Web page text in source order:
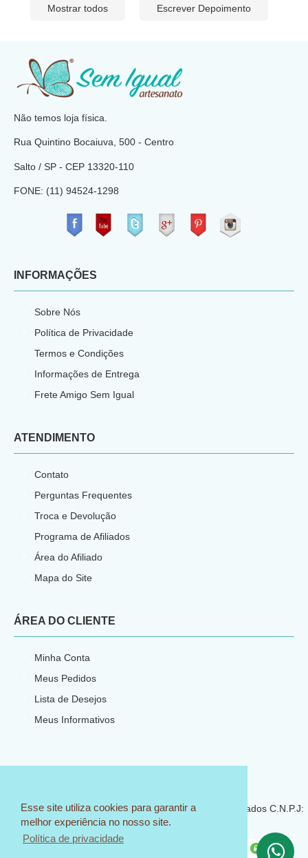
Esse site utiliza cookies para garantir a
melhor experiência no nosso site.
Política de privacidade
Mostrar todos Escrever Depoimento
Não temos loja física.
Rua Quintino Bocaiuva, 500 - Centro
Salto / SP - CEP 13320-110
FONE: (11) 94524-1298
INFORMAÇÕES
Sobre Nós
Política de Privacidade
Termos e Condições
Informações de Entrega
Frete Amigo Sem Igual
ATENDIMENTO
Contato
Perguntas Frequentes
Troca e Devolução
Programa de Afiliados
Área do Afiliado
Mapa do Site
ÁREA DO CLIENTE
Minha Conta
Meus Pedidos
Lista de Desejos
Meus Informativos
© 2018 Sem Igual Artesanato - Todos os direitos reservados C.N.P.J:
23.540.773/0001-66